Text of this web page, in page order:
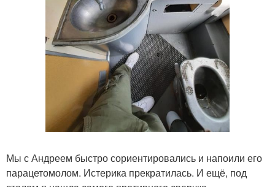
Мы с Андреем быстро сориентировались и напоили его
парацетомолом. Истерика прекратилась. И ещё, под